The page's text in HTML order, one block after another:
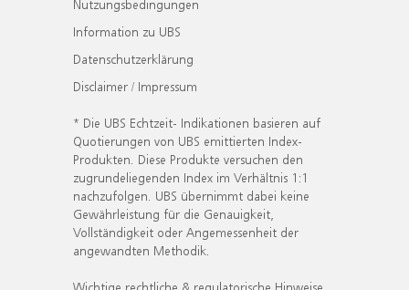
Nutzungsbedingungen
Information zu UBS
Datenschutzerklärung
Disclaimer / Impressum
* Die UBS Echtzeit- Indikationen basieren auf
Quotierungen von UBS emittierten Index-
Produkten. Diese Produkte versuchen den
zugrundeliegenden Index im Verhältnis 1:1
nachzufolgen. UBS übernimmt dabei keine
Gewährleistung für die Genauigkeit,
Vollständigkeit oder Angemessenheit der
angewandten Methodik.